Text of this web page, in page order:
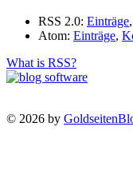
RSS 2.0: Einträge,
Atom: Einträge,
What is RSS?
© 2026 by